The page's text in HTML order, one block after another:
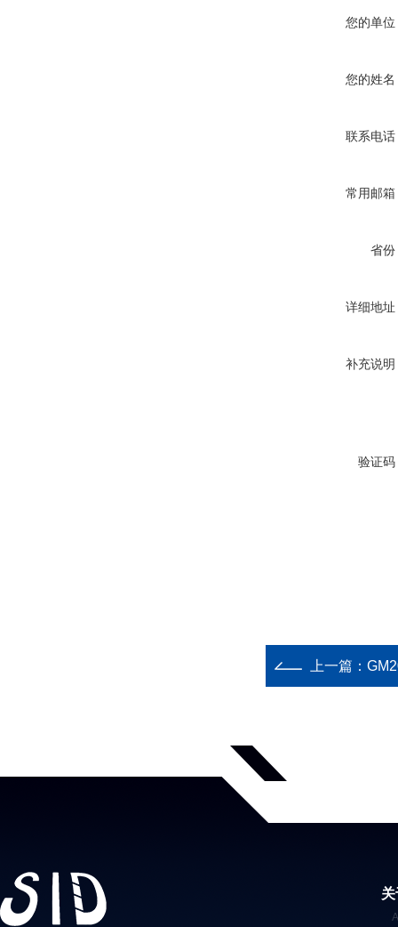
您的单位
您的姓名
联系电话
常用邮箱
省份
详细地址
补充说明
验证码
上一篇：